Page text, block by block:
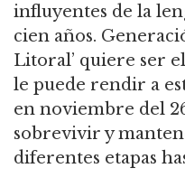
influyentes de la
cien años.
Litoral’ quiere ser
le puede rendir a
en noviembre del
sobrevivir y
diferentes etapas